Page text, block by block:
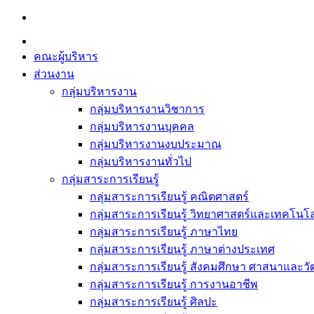
Skip
content
คณะผู้บริหาร
ส่วนงาน
กลุ่มบริหารงาน
กลุ่มบริหารงานวิชาการ
กลุ่มบริหารงานบุคคล
กลุ่มบริหารงานงบประมาณ
กลุ่มบริหารงานทั่วไป
กลุ่มสาระการเรียนรู้
กลุ่มสาระการเรียนรู้ คณิตศาสตร์
กลุ่มสาระการเรียนรู้ วิทยาศาสตร์และเทคโนโ
กลุ่มสาระการเรียนรู้ ภาษาไทย
กลุ่มสาระการเรียนรู้ ภาษาต่างประเทศ
กลุ่มสาระการเรียนรู้ สังคมศึกษา ศาสนาและ
กลุ่มสาระการเรียนรู้ การงานอาชีพ
กลุ่มสาระการเรียนรู้ ศิลปะ